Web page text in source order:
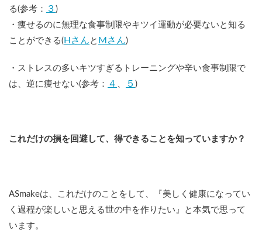
る(参考：
３ )
・痩せるのに無理な食事制限やキツイ運動が必要ないと知る
ことができる( Hさん と Mさん)
・ストレスの多いキツすぎるトレーニングや辛い食事制限で
は、逆に痩せない(参考： ４ 、 ５ )
これだけの損を回避して、得できることを知っていますか？
ASmakeは、これだけのことをして、『美しく健康になってい
く過程が楽しいと思える世の中を作りたい』と本気で思って
います。